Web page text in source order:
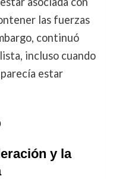
las fuerzas
continuó
incluso cuando
estar
y la